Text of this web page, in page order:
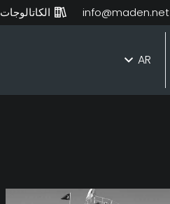
info@maden.net الكاتالوجات
AR